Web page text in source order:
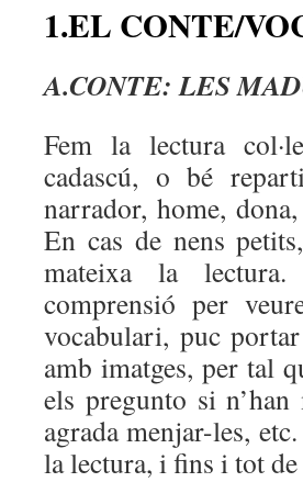
1.EL CONTE/
A.CONTE: LES
Fem la lectura
cadascú, o bé
narrador, home,
En cas de nens
mateixa la
comprensió per
vocabulari, puc
amb imatges, per tal
els pregunto si
agrada menjar-les,
la lectura, i fins i tot